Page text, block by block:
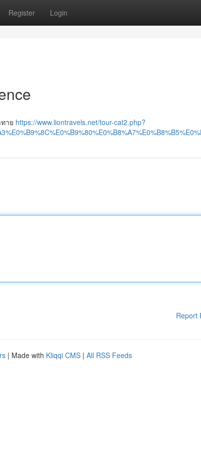
Register Login
าย https://www.liontravels.net/tour-cat2.php?
Report
| Made with Kliqqi CMS | All RSS Feeds